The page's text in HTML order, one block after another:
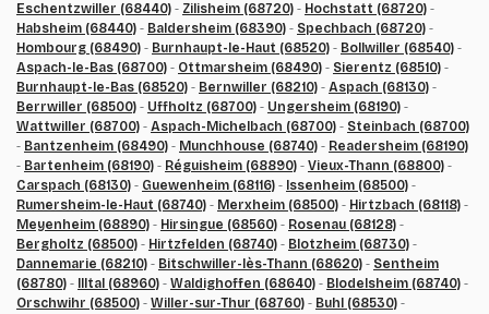
Eschentzwiller (68440) - Zilisheim (68720) - Hochstatt (68720) -
Habsheim (68440) - Baldersheim (68390) - Spechbach (68720) -
Hombourg (68490) - Burnhaupt-le-Haut (68520) - Bollwiller (68540) -
Aspach-le-Bas (68700) - Ottmarsheim (68490) - Sierentz (68510) -
Burnhaupt-le-Bas (68520) - Bernwiller (68210) - Aspach (68130) -
Berrwiller (68500) - Uffholtz (68700) - Ungersheim (68190) -
Wattwiller (68700) - Aspach-Michelbach (68700) - Steinbach (68700)
- Bantzenheim (68490) - Munchhouse (68740) - Readersheim (68190)
- Bartenheim (68190) - Réguisheim (68890) - Vieux-Thann (68800) -
Carspach (68130) - Guewenheim (68116) - Issenheim (68500) -
Rumersheim-le-Haut (68740) - Merxheim (68500) - Hirtzbach (68118) -
Meyenheim (68890) - Hirsingue (68560) - Rosenau (68128) -
Bergholtz (68500) - Hirtzfelden (68740) - Blotzheim (68730) -
Dannemarie (68210) - Bitschwiller-lès-Thann (68620) - Sentheim
(68780) - Illtal (68960) - Waldighoffen (68640) - Blodelsheim (68740) -
Orschwihr (68500) - Willer-sur-Thur (68760) - Buhl (68530) -